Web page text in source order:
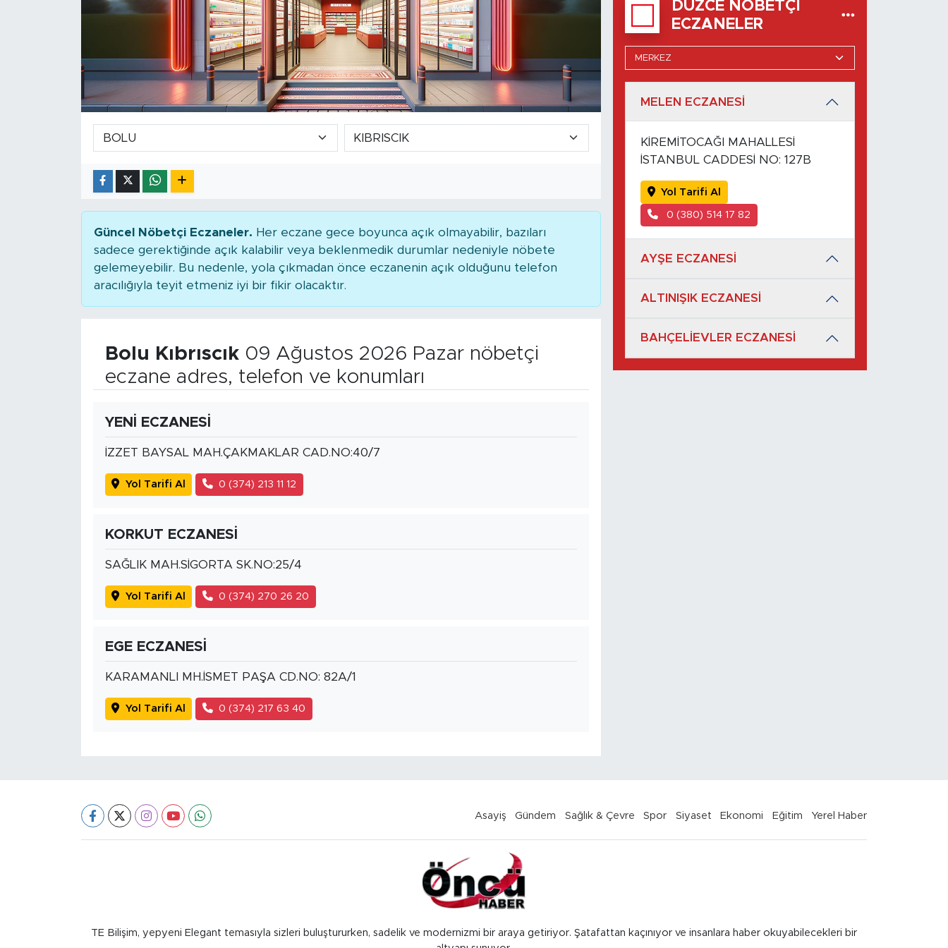
Güncel Nöbetçi Eczaneler. Her eczane gece boyunca açık olmayabilir, bazıları
sadece gerektiğinde açık kalabilir veya beklenmedik durumlar nedeniyle nöbete
gelemeyebilir. Bu nedenle, yola çıkmadan önce eczanenin açık olduğunu telefon
aracılığıyla teyit etmeniz iyi bir fikir olacaktır.
Bolu Kıbrıscık09 Ağustos 2026 Pazar nöbetçi
eczane adres, telefon ve konumları
YENİ ECZANESİ
İZZET BAYSAL MAH.ÇAKMAKLAR CAD.NO:40/7
Yol Tarifi Al 0 (374) 213 11 12
KORKUT ECZANESİ
SAĞLIK MAH.SİGORTA SK.NO:25/4
Yol Tarifi Al 0 (374) 270 26 20
EGE ECZANESİ
KARAMANLI MH.İSMET PAŞA CD.NO: 82A/1
Yol Tarifi Al 0 (374) 217 63 40
DÜZCE NÖBETÇI
ECZANELER
MELEN ECZANESİ
KİREMİTOCAĞI MAHALLESİ
İSTANBUL CADDESİ NO: 127B
Yol Tarifi Al
0 (380) 514 17 82
AYŞE ECZANESİ
ALTINIŞIK ECZANESİ
BAHÇELİEVLER ECZANESİ
Asayiş Gündem Sağlık & Çevre Spor Siyaset Ekonomi Eğitim Yerel Haber
TE Bilişim, yepyeni Elegant temasıyla sizleri buluştururken, sadelik ve modernizmi bir araya getiriyor. Şatafattan kaçınıyor ve insanlara haber okuyabilecekleri bir